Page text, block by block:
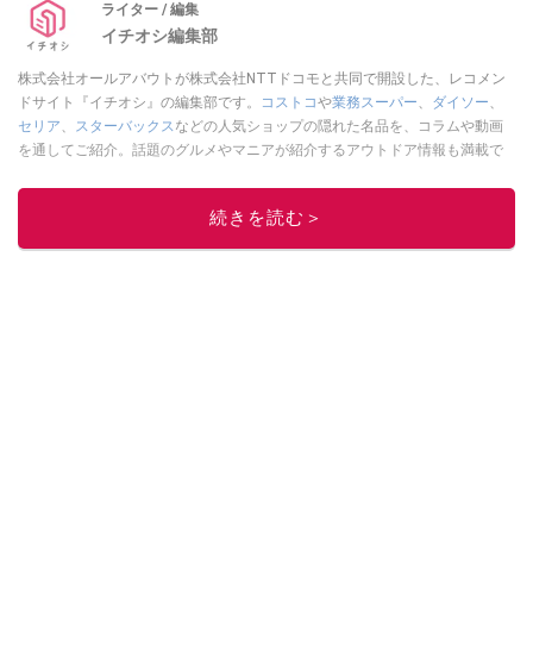
ライター / 編集
イチオシ編集部
株式会社オールアバウトが株式会社NTTドコモと共同で開設した、レコメン
ドサイト『イチオシ』の編集部です。
コストコや業務スーパー ダイソー
セリア
スターバックス などの人気ショップの隠れた名品を、コラムや動画
を通してご紹介。話題のグルメやマニアが紹介するアウトドア情報も満載で
レビューしています。毎日トレンド情報をお届けしているので、ぜひ
してください！続きを読む＞